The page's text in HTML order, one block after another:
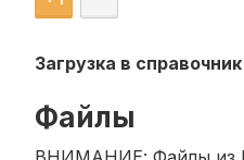
Загрузка в
Файлы